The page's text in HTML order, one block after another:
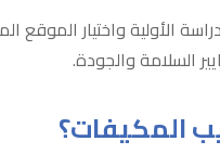
الأولية واختيار الموقع
السلامة والجودة.
المكيفات؟